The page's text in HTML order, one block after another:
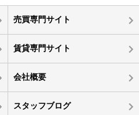
売買専門サイト
賃貸専門サイト
会社概要
スタッフブログ